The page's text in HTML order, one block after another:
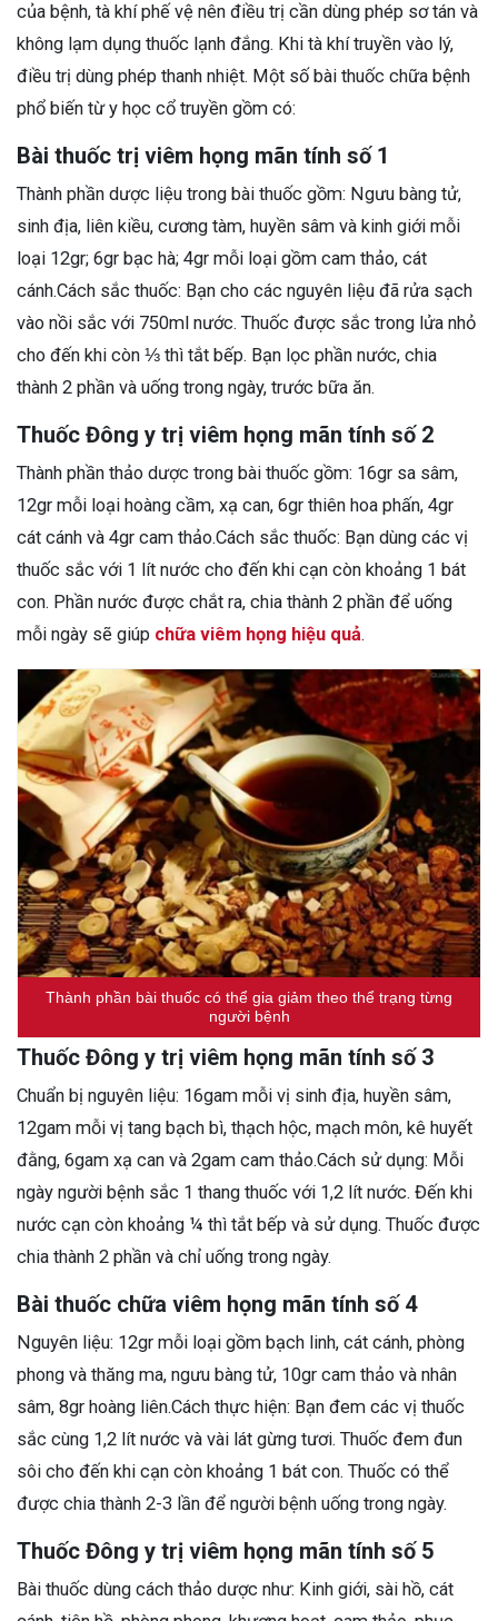
của bệnh, tà khí phế vệ nên điều trị cần dùng phép sơ tán và
không lạm dụng thuốc lạnh đắng. Khi tà khí truyền vào lý,
điều trị dùng phép thanh nhiệt. Một số bài thuốc chữa bệnh
phổ biến từ y học cổ truyền gồm có:
Bài thuốc trị viêm họng mãn tính số 1
Thành phần dược liệu trong bài thuốc gồm: Ngưu bàng tử,
sinh địa, liên kiều, cương tàm, huyền sâm và kinh giới mỗi
loại 12gr; 6gr bạc hà; 4gr mỗi loại gồm cam thảo, cát
cánh.Cách sắc thuốc: Bạn cho các nguyên liệu đã rửa sạch
vào nồi sắc với 750ml nước. Thuốc được sắc trong lửa nhỏ
cho đến khi còn ⅓ thì tắt bếp. Bạn lọc phần nước, chia
thành 2 phần và uống trong ngày, trước bữa ăn.
Thuốc Đông y trị viêm họng mãn tính số 2
Thành phần thảo dược trong bài thuốc gồm: 16gr sa sâm,
12gr mỗi loại hoàng cầm, xạ can, 6gr thiên hoa phấn, 4gr
cát cánh và 4gr cam thảo.Cách sắc thuốc: Bạn dùng các vị
thuốc sắc với 1 lít nước cho đến khi cạn còn khoảng 1 bát
con. Phần nước được chắt ra, chia thành 2 phần để uống
mỗi ngày sẽ giúp chữa viêm họng hiệu quả.
Thành phần bài thuốc có thể gia giảm theo thể trạng từng
người bệnh
Thuốc Đông y trị viêm họng mãn tính số 3
Chuẩn bị nguyên liệu: 16gam mỗi vị sinh địa, huyền sâm,
12gam mỗi vị tang bạch bì, thạch hộc, mạch môn, kê huyết
đằng, 6gam xạ can và 2gam cam thảo.Cách sử dụng: Mỗi
ngày người bệnh sắc 1 thang thuốc với 1,2 lít nước. Đến khi
nước cạn còn khoảng ¼ thì tắt bếp và sử dụng. Thuốc được
chia thành 2 phần và chỉ uống trong ngày.
Bài thuốc chữa viêm họng mãn tính số 4
Nguyên liệu: 12gr mỗi loại gồm bạch linh, cát cánh, phòng
phong và thăng ma, ngưu bàng tử, 10gr cam thảo và nhân
sâm, 8gr hoàng liên.Cách thực hiện: Bạn đem các vị thuốc
sắc cùng 1,2 lít nước và vài lát gừng tươi. Thuốc đem đun
sôi cho đến khi cạn còn khoảng 1 bát con. Thuốc có thể
được chia thành 2-3 lần để người bệnh uống trong ngày.
Thuốc Đông y trị viêm họng mãn tính số 5
Bài thuốc dùng cách thảo dược như: Kinh giới, sài hồ, cát